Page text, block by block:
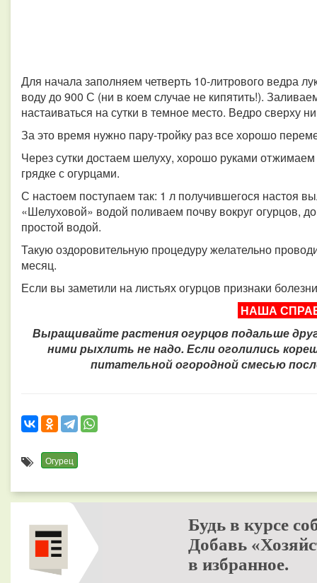
Для начала заполняем четверть 10-литрового ведра
воду до 900 С (ни в коем случае не кипятить!).
настаиваться на сутки в темное место. Ведро сверху
За это время нужно пару-тройку раз все хорошо
Через сутки достаем шелуху, хорошо руками
грядке с огурцами.
С настоем поступаем так: 1 л получившегося настоя
«Шелуховой» водой поливаем почву вокруг огурцов,
простой водой.
Такую оздоровительную процедуру желательно
месяц.
Если вы заметили на листьях огурцов признаки
НАША
Выращивайте растения огурцов подальше
ними рыхлить не надо. Если оголились
питательной огородной смесью
Огурец
Будь в курсе
Добавь
в избранное.